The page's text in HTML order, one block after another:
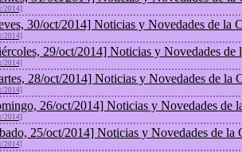
2014]
30/oct/2014] Noticias y Novedades de la
2014]
29/oct/2014] Noticias y Novedades de
2014]
28/oct/2014] Noticias y Novedades de la
2014]
26/oct/2014] Noticias y Novedades de
2014]
25/oct/2014] Noticias y Novedades de la
2014]